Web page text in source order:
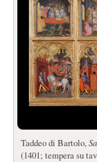
Taddeo di Bartolo,
(1401; tempera su